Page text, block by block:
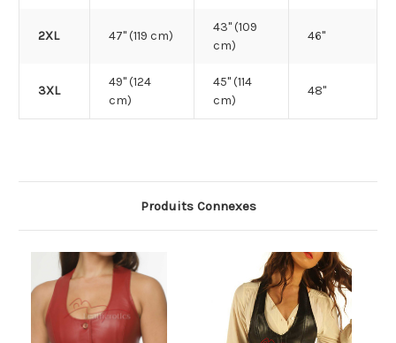
2XL 47" (119 cm)
43" (109
cm)
46"
3XL
49" (124
cm)
45" (114
cm)
48"
Produits Connexes